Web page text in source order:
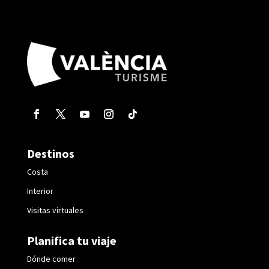
Destinos
Costa
Interior
Visitas virtuales
Planifica tu viaje
Dónde comer